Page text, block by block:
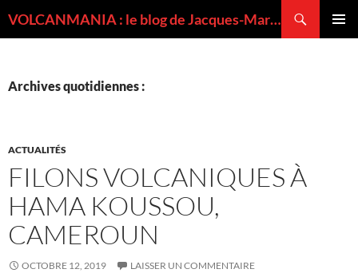
VOLCANMANIA : le blog de Jacques-Marie BARDINTZEFF, volcanologue
Archives quotidiennes :
ACTUALITÉS
FILONS VOLCANIQUES À
HAMA KOUSSOU,
CAMEROUN
OCTOBRE 12, 2019 LAISSER UN COMMENTAIRE